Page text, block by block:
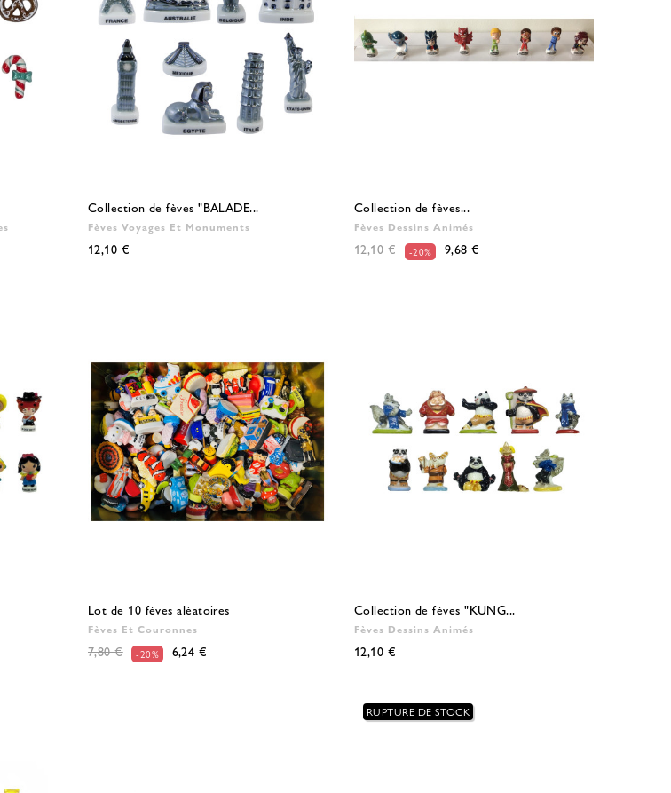
Collection de fèves "BALADE...
Fèves Voyages Et Monuments
12,10 €
Collection de fèves...
Fèves Dessins Animés
12,10 € -20% 9,68 €
Lot de 10 fèves aléatoires
Fèves Et Couronnes
7,80 € -20% 6,24 €
Collection de fèves "KUNG...
Fèves Dessins Animés
12,10 €
RUPTURE DE STOCK